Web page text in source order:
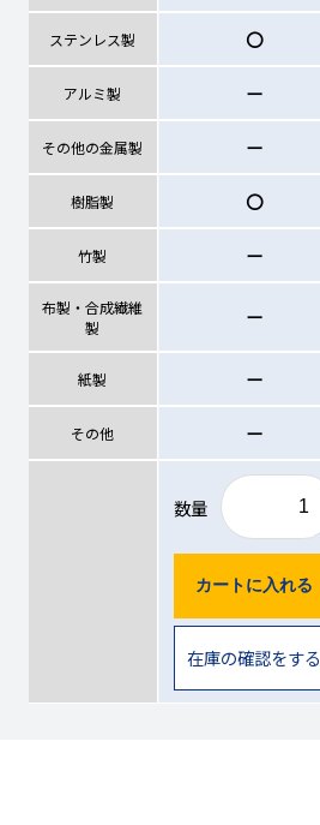
ステンレス製 〇
アルミ製 ー
その他の金属製 ー
樹脂製 〇
竹製 ー
布製・合成繊維
製
ー
紙製 ー
その他 ー
数量
カートに入れる
在庫の確認をする